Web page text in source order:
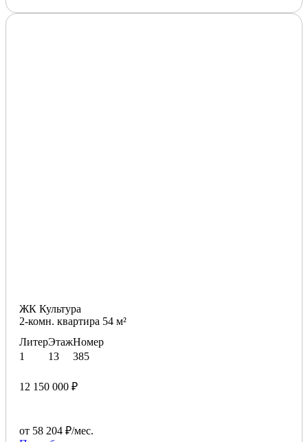
ЖК Культура
2-комн. квартира 54 м²
Литер
1
Этаж
13
Номер
385
12 150 000 ₽
от 58 204 ₽/мес.